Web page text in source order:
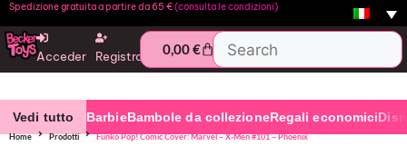
Spedizione gratuita a partire da 65 €(consulta le condizioni)
Acceder Registro 0,00€
Vedi tutto BarbieBambole da collezioneRegali economici
Home Prodotti Funko Pop! Comic Cover: Marvel – X-Men #101 – Phoenix